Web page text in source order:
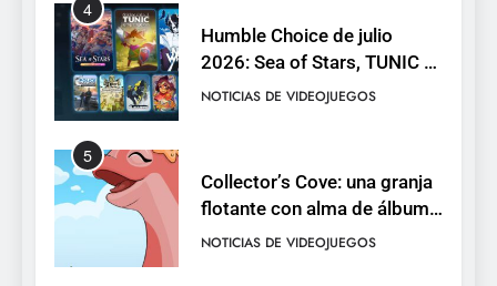
4
Humble Choice de julio
2026: Sea of Stars, TUNIC y
Neon White en el mismo
NOTICIAS DE VIDEOJUEGOS
5
Collector’s Cove: una granja
flotante con alma de álbum
de cromos
NOTICIAS DE VIDEOJUEGOS